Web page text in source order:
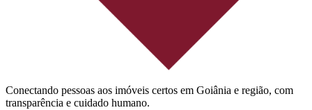
Conectando pessoas aos imóveis certos em Goiânia e região, com
transparência e cuidado humano.